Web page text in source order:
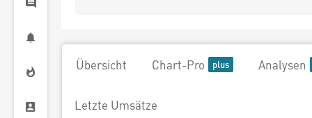
Übersicht Chart-Pro Analysen
Letzte Umsätze